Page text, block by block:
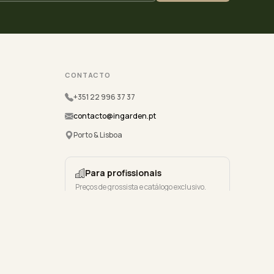
CONTACTO
+351 22 996 37 37
contacto@ingarden.pt
Porto & Lisboa
Para profissionais
Preços de grossista e catálogo exclusivo.